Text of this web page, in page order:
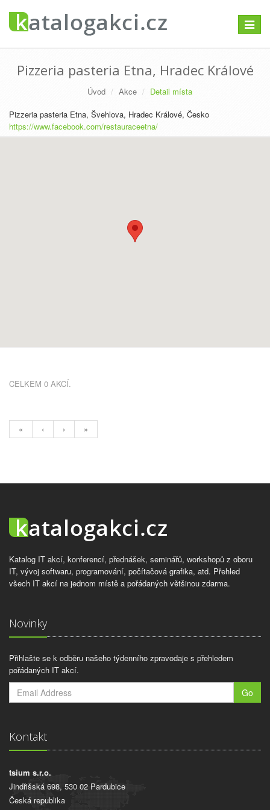
Pizzeria pasteria Etna, Hradec Králové
Úvod Akce
Detail místa
Pizzeria pasteria Etna, Švehlova, Hradec Králové, Česko
https://www.facebook.com/restauraceetna/
CELKEM 0 AKCÍ.
« ‹ › »
Katalog IT akcí, konferencí, přednášek, seminářů, workshopů z oboru
IT, vývoj softwaru, programování, počítačová grafika, atd. Přehled
všech IT akcí na jednom místě a pořádaných většinou zdarma.
Novinky
Přihlašte se k odběru našeho týdenního zpravodaje s přehledem
pořádaných IT akcí.
Go
Kontakt
tsium s.r.o.
Jindřišská 698, 530 02 Pardubice
Česká republika